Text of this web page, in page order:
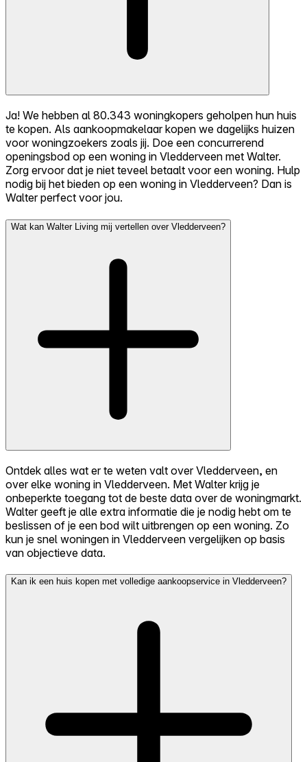
Ja! We hebben al 80.343 woningkopers geholpen hun huis
te kopen. Als aankoopmakelaar kopen we dagelijks huizen
voor woningzoekers zoals jij. Doe een concurrerend
openingsbod op een woning in Vledderveen met Walter.
Zorg ervoor dat je niet teveel betaalt voor een woning. Hulp
nodig bij het bieden op een woning in Vledderveen? Dan is
Walter perfect voor jou.
Wat kan Walter Living mij vertellen over Vledderveen?
Ontdek alles wat er te weten valt over Vledderveen, en
over elke woning in Vledderveen. Met Walter krijg je
onbeperkte toegang tot de beste data over de woningmarkt.
Walter geeft je alle extra informatie die je nodig hebt om te
beslissen of je een bod wilt uitbrengen op een woning. Zo
kun je snel woningen in Vledderveen vergelijken op basis
van objectieve data.
Kan ik een huis kopen met volledige aankoopservice in Vledderveen?